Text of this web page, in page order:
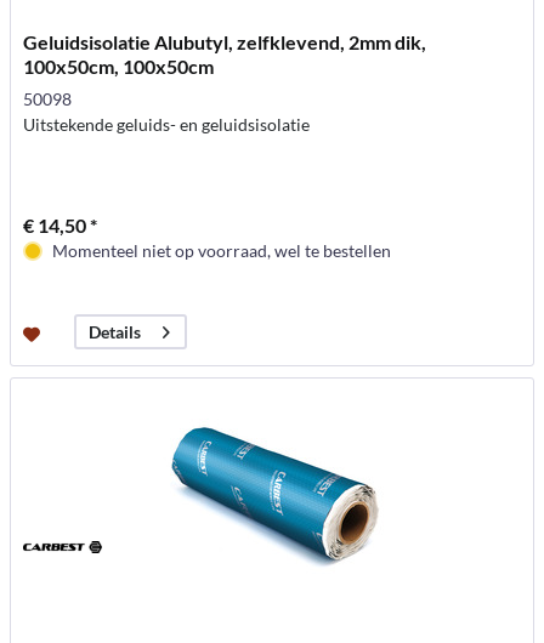
Geluidsisolatie Alubutyl, zelfklevend, 2mm dik,
100x50cm, 100x50cm
50098
Uitstekende geluids- en geluidsisolatie
€ 14,50 *
Momenteel niet op voorraad, wel te bestellen
Details